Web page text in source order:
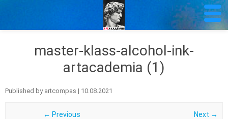
master-klass-alcohol-ink-
artacademia (1)
Published by artcompas | 10.08.2021
← Previous Next →